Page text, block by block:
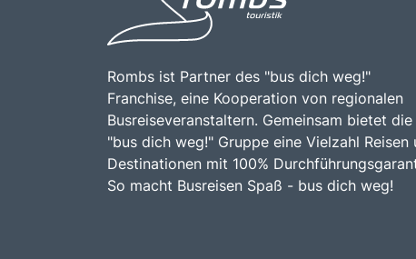
Rombs ist Partner des "bus dich weg!"
Franchise, eine Kooperation von regionalen
Busreiseveranstaltern. Gemeinsam bietet die
"bus dich weg!" Gruppe eine Vielzahl Reisen
Destinationen mit 100%
So macht Busreisen Spaß - bus dich weg!